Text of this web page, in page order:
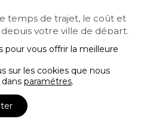
temps de trajet, le coût et
votre ville de départ.
mon itinéraire
pour vous offrir la meilleure
sur les cookies que nous
paramétres.